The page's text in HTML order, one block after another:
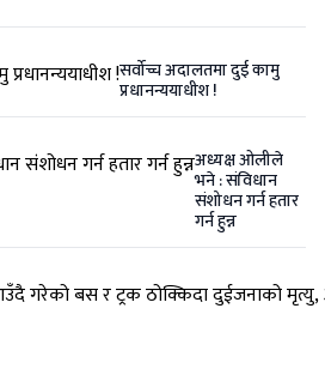
सर्वोच्च अदालतमा दुई कामु
प्रधानन्ययाधीश !
अध्यक्ष ओलीले
भने : संविधान
संशोधन गर्न हतार
गर्न हुन्न